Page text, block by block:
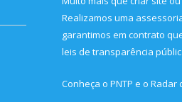
Realizamos uma
garantimos em contrato
leis de transparência
Conheça o PNTP e o Radar